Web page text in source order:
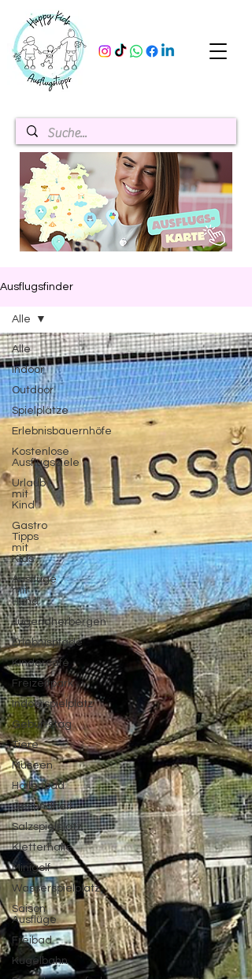
Ausflugsfinder
Alle
Indoor
Outdoor
Spielplätze
Erlebnisbauernhöfe
Kostenlose
Ausflugsziele
Urlaub
mit
Kind
Gastro
Tipps
mit
Kids
Ausflüge
mit
Hund
Jugendherbergen
Erlebnispfade
Kindercafé
Freizeitpark
Indoorspielplatz
Geburtstag
Tiere
Museen
Hallenbad
Gesundheit
Salzspielplatz
Kletterhalle
Minigolf
Wasserspielplatz
Saison
Ausflüge
Freibad
Kugelbahn
Alle